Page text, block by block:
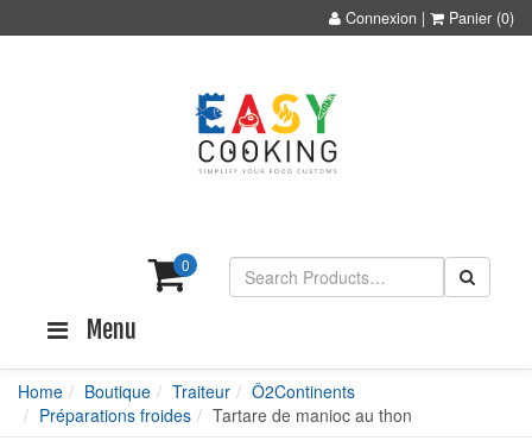
Connexion | Panier (0)
0
Menu
Home Boutique Traiteur
Ô2Continents
Préparations froides
Tartare de manioc au thon